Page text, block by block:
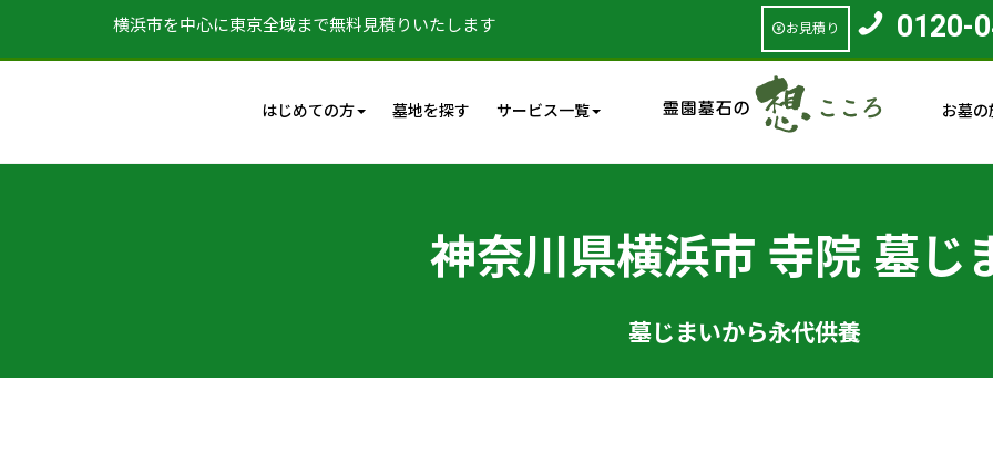
横浜市を中心に東京全域まで無料見積りいたします お見積り 0120-
はじめての方 墓地を探す サービス一覧 お墓の
神奈川県横浜市 寺院 墓じ
墓じまいから永代供養